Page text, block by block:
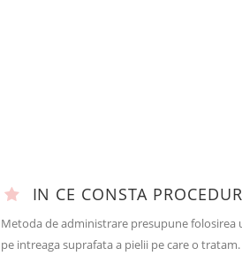
IN CE CONSTA
Metoda de administrare presupune folosirea
pe intreaga suprafata a pielii pe care o